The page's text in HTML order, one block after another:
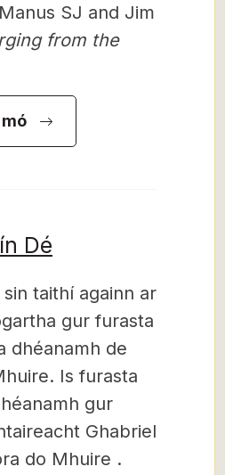
SJ and Jim
from the
Dé
taithí againn ar
gur furasta
dhéanamh de
Is furasta
gur
Ghabriel
do Mhuire .